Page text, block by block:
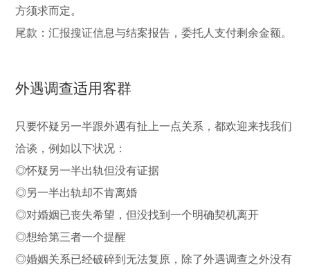
方须求而定。
尾款：汇报搜证信息与结案报告，委托人支付剩余金额。
外遇调查适用客群
只要怀疑另一半跟外遇有扯上一点关系，都欢迎来找我们
洽谈，例如以下状况：
◎怀疑另一半出轨但没有证据
◎另一半出轨却不肯离婚
◎对婚姻已丧失希望，但没找到一个明确契机离开
◎想给第三者一个提醒
◎婚姻关系已经破碎到无法复原，除了外遇调查之外没有